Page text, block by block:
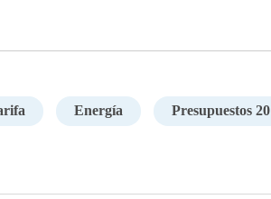
Energía Presupuestos